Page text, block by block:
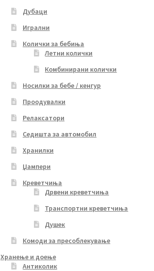
Дубаци
Игрални
Колички за бебиња
Летни колички
Комбинирани колички
Носилки за бебе / кенгур
Проодувалки
Релаксатори
Седишта за автомобил
Хранилки
Џампери
Креветчиња
Дрвени креветчиња
Транспортни креветчиња
Душек
Комоди за пресоблекување
Хранење и доење
Антиколик